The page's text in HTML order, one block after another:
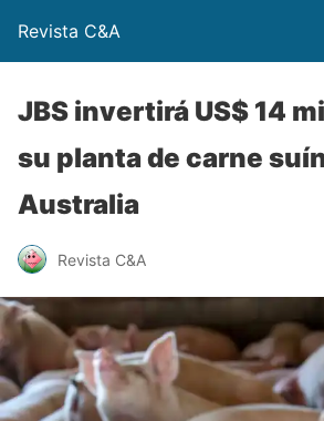
Revista C&A
JBS invertirá US$ 14
su planta de carne
Australia
Revista C&A